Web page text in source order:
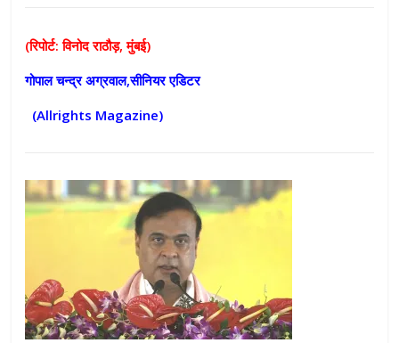
(रिपोर्ट: विनोद राठौड़, मुंबई)
गोपाल चन्द्र अग्रवाल,सीनियर एडिटर
(Allrights Magazine)